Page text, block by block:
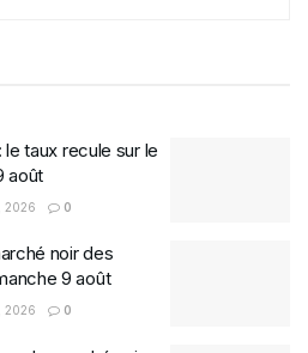
le taux recule sur le
août
2026 0
noir des
9 août
2026 0